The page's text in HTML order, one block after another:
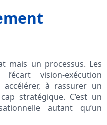
mais un processus. Les
vision-exécution
à rassurer un
stratégique. C’est un
autant qu’un